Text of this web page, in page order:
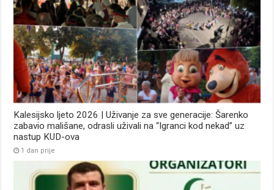
Kalesijsko ljeto 2026 | Uživanje za sve generacije: Šarenko
zabavio mališane, odrasli uživali na “Igranci kod nekad” uz
nastup KUD-ova
1 dan prije